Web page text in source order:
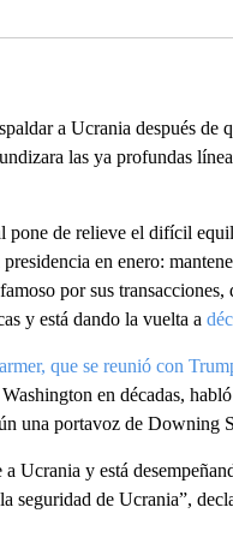
a Ucrania después de
las ya profundas
de relieve el difícil
en enero:
por sus
y está dando la vuelta a
que se reunió con
en décadas,
una portavoz de Downing
Ucrania y está
seguridad de Ucrania”,